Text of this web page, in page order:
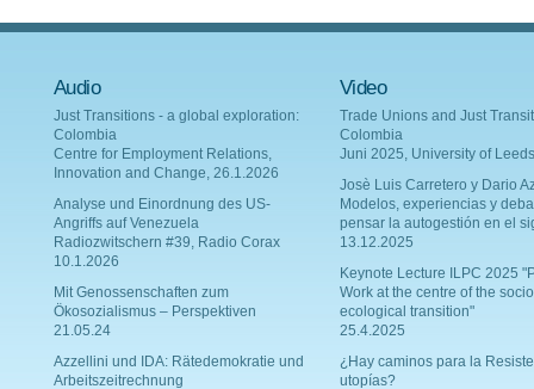
Audio
Just Transitions - a global exploration:
Colombia
Centre for Employment Relations,
Innovation and Change, 26.1.2026
Analyse und Einordnung des US-
Angriffs auf Venezuela
Radiozwitschern #39, Radio Corax
10.1.2026
Mit Genossenschaften zum
Ökosozialismus – Perspektiven
21.05.24
Azzellini und IDA: Rätedemokratie und
Arbeitszeitrechnung
Video
Trade Unions and Just
Colombia
Juni 2025, University of Leeds
Josè Luis Carretero y Dario
Modelos, experiencias y
pensar la autogestión en el
13.12.2025
Keynote Lecture ILPC 2025
Work at the centre of the
ecological transition"
25.4.2025
¿Hay caminos para la
utopías?